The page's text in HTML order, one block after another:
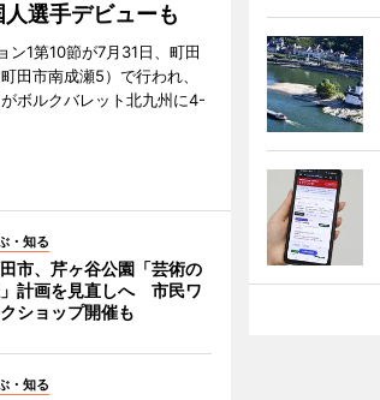
選手デビューも
ン1第10節が7月31日、町田
田市南成瀬5）で行われ、
ボルクバレット北九州に4-
・知る
市、芹ヶ谷公園「芸術の
計画を見直しへ 市民ワ
ショップ開催も
・知る